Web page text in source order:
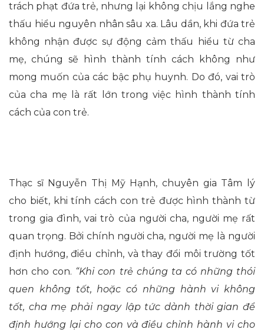
trách phạt đứa trẻ, nhưng lại không chịu lắng nghe
thấu hiểu nguyên nhân sâu xa. Lâu dần, khi đứa trẻ
không nhận được sự động cảm thấu hiểu từ cha
mẹ, chúng sẽ hình thành tính cách không như
mong muốn của các bậc phụ huynh. Do đó, vai trò
của cha mẹ là rất lớn trong việc hình thành tính
cách của con trẻ.
Thạc sĩ Nguyễn Thị Mỹ Hạnh, chuyên gia Tâm lý
cho biết, khi tính cách con trẻ được hình thành từ
trong gia đình, vai trò của người cha, người mẹ rất
quan trọng. Bởi chính người cha, người mẹ là người
định hướng, điều chỉnh, và thay đổi môi trường tốt
hơn cho con. “Khi con trẻ chúng ta có những thói
quen không tốt, hoặc có những hành vi không
tốt, cha mẹ phải ngay lập tức dành thời gian để
định hướng lại cho con và điều chỉnh hành vi cho